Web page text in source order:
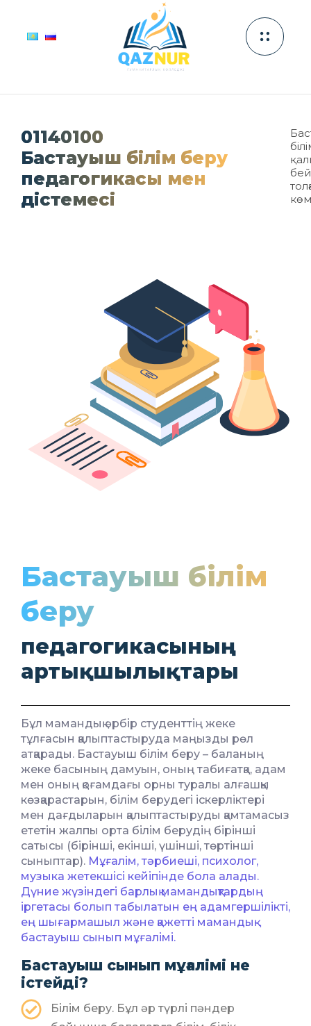
01140100
Бастауыш білім беру
педагогикасы мен
әдістемесі
Бастауыш білім
беру
педагогикасының
артықшылықтары
Бұл мамандық әрбір студенттің жеке
тұлғасын қалыптастыруда маңызды рөл
атқарады. Бастауыш білім беру – баланың
жеке басының дамуын, оның табиғатқа, адам
мен оның қоғамдағы орны туралы алғашқы
көзқарастарын, білім берудегі іскерліктері
мен дағдыларын қалыптастыруды қамтамасыз
ететін жалпы орта білім берудің бірінші
сатысы (бірінші, екінші, үшінші, төртінші
сыныптар). Мұғалім, тәрбиеші, психолог,
музыка жетекшісі кейіпінде бола алады.
Дүние жүзіндегі барлық мамандықтардың
іргетасы болып табылатын ең адамгершілікті,
ең шығармашыл және қажетті мамандық-
бастауыш сынып мұғалімі.
Бастауыш сынып мұғалімі не
істейді?
Білім беру. Бұл әр түрлі пәндер